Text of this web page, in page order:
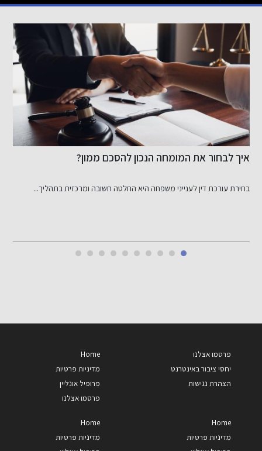
איך לבחור את המומחה הנכון להסכם ממון?
בחירת עורכת דין לענייני משפחה היא החלטה חשובה ומרכזית בתהליך...
פרסמו אצלנו
יחסי ציבור באינטרנט
הצהרת נגישות
Home
מדיניות פרטיות
פרופיל אונליין
פרסמו אצלנו
Home
מדיניות פרטיות
Home
מדיניות פרטיות